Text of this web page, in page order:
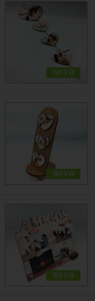
NOVO
NOVO
NOVO